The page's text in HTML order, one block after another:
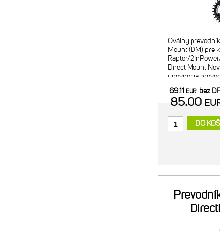
Oválny
Mount (DM) pre
Raptor/
Direct Mount
upevnenia
do sytému
69.11 EUR bez
85.00
DO